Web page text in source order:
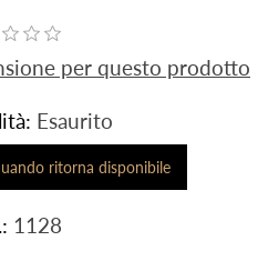
per questo prodotto
Esaurito
1128